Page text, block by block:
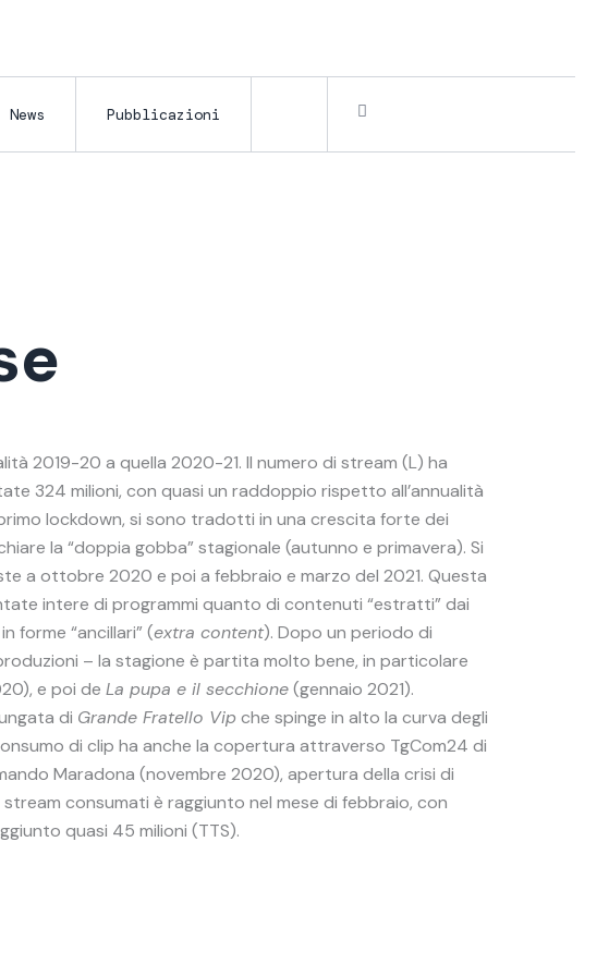
News Pubblicazioni
2019-20 a quella 2020-21. Il numero di stream (L) ha
324 milioni, con quasi un raddoppio rispetto all’annualità
lockdown, si sono tradotti in una crescita forte dei
la “doppia gobba” stagionale (autunno e primavera). Si
a ottobre 2020 e poi a febbraio e marzo del 2021. Questa
intere di programmi quanto di contenuti “estratti” dai
forme “ancillari” (extra content). Dopo un periodo di
– la stagione è partita molto bene, in particolare
e poi de La pupa e il secchione(gennaio 2021).
di Grande Fratello Vip che spinge in alto la curva degli
di clip ha anche la copertura attraverso TgCom24 di
Maradona (novembre 2020), apertura della crisi di
consumati è raggiunto nel mese di febbraio, con
quasi 45 milioni (TTS).